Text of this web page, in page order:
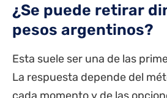
¿Se puede retirar
pesos argentinos?
Esta suele ser una de las
La respuesta depende del